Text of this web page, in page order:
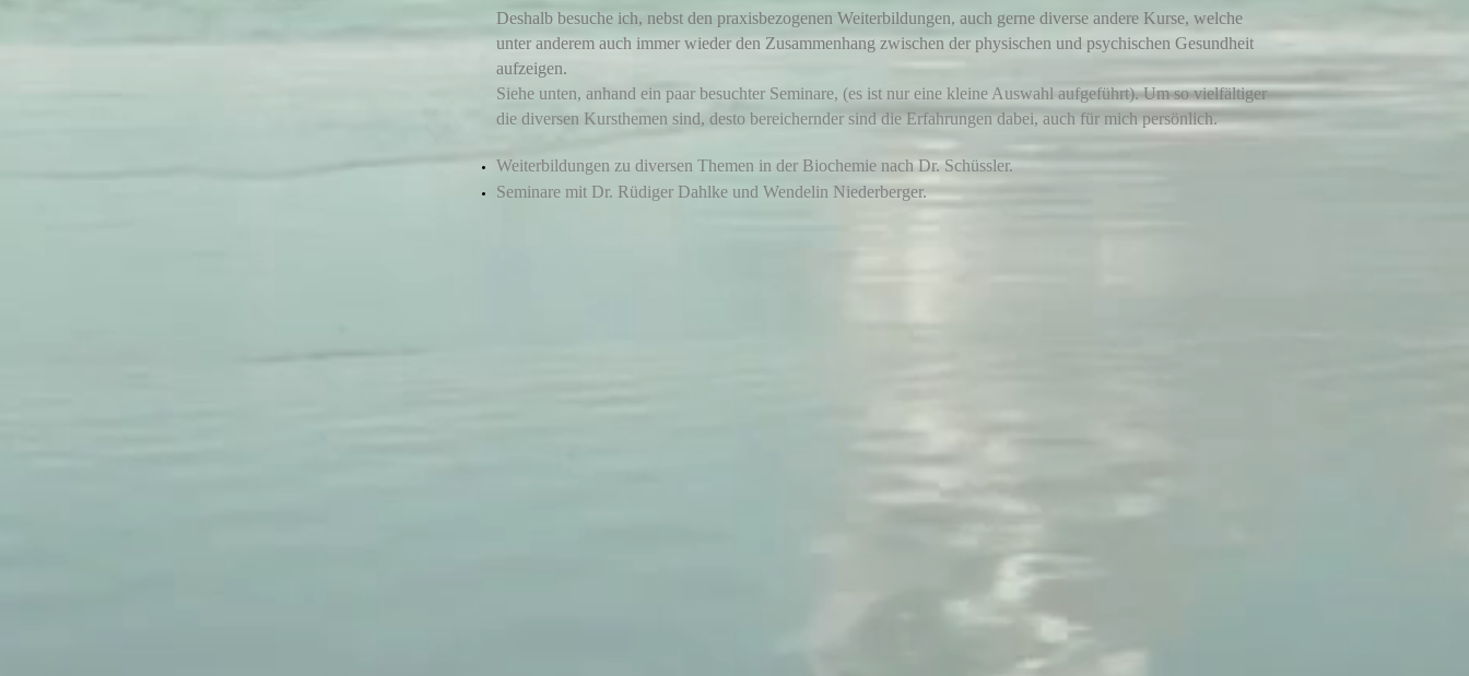
Deshalb besuche ich, nebst den praxisbezogenen Weiterbildungen, auch gerne diverse andere Kurse, welche
unter anderem auch immer wieder den Zusammenhang zwischen der physischen und psychischen Gesundheit
aufzeigen.
Siehe unten, anhand ein paar besuchter Seminare, (es ist nur eine kleine Auswahl aufgeführt). Um so vielfältiger
die diversen Kursthemen sind, desto bereichernder sind die Erfahrungen dabei, auch für mich persönlich.
Weiterbildungen zu diversen Themen in der Biochemie nach Dr. Schüssler.
Seminare mit Dr. Rüdiger Dahlke und Wendelin Niederberger.